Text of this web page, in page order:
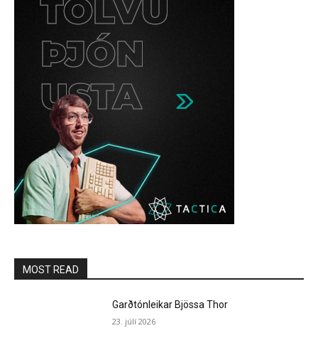
MOST READ
Garðtónleikar Bjössa Thor
23. júlí 2026